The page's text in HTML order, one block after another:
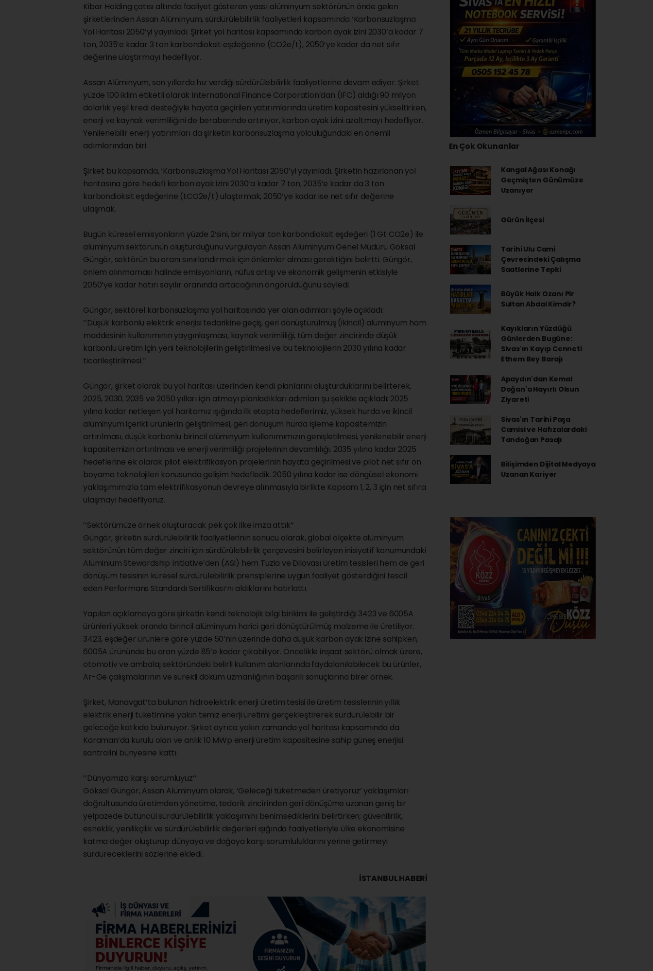
Kibar Holding çatısı altında faaliyet gösteren yassı alüminyum sektörünün önde gelen
şirketlerinden Assan Alüminyum, sürdürülebilirlik faaliyetleri kapsamında ‘Karbonsuzlaşma
Yol Haritası 2050’yi yayınladı. Şirket yol haritası kapsamında karbon ayak izini 2030’a kadar 7
ton, 2035’e kadar 3 ton karbondioksit eşdeğerine (CO2e/t), 2050’ye kadar da net sıfır
değerine ulaştırmayı hedefliyor.
Assan Alüminyum, son yıllarda hız verdiği sürdürülebilirlik faaliyetlerine devam ediyor. Şirket
yüzde 100 iklim etiketli olarak International Finance Corporation’dan (IFC) aldığı 90 milyon
dolarlık yeşil kredi desteğiyle hayata geçirilen yatırımlarında üretim kapasitesini yükseltirken,
enerji ve kaynak verimliliğini de beraberinde artırıyor, karbon ayak izini azaltmayı hedefliyor.
Yenilenebilir enerji yatırımları da şirketin karbonsuzlaşma yolculuğundaki en önemli
adımlarından biri.
Şirket bu kapsamda, ‘Karbonsuzlaşma Yol Haritası 2050’yi yayınladı. Şirketin hazırlanan yol
haritasına göre hedefi karbon ayak izini 2030’a kadar 7 ton, 2035’e kadar da 3 ton
karbondioksit eşdeğerine (tCO2e/t) ulaştırmak, 2050’ye kadar ise net sıfır değerine
ulaşmak.
Bugün küresel emisyonların yüzde 2’sini, bir milyar ton karbondioksit eşdeğeri (1 Gt CO2e) ile
alüminyum sektörünün oluşturduğunu vurgulayan Assan Alüminyum Genel Müdürü Göksal
Güngör, sektörün bu oranı sınırlandırmak için önlemler alması gerektiğini belirtti. Güngör,
önlem alınmaması halinde emisyonların, nüfus artışı ve ekonomik gelişmenin etkisiyle
2050’ye kadar hatırı sayılır oranında artacağının öngörüldüğünü söyledi.
Güngör, sektörel karbonsuzlaşma yol haritasında yer alan adımları şöyle açıkladı:
’’Düşük karbonlu elektrik enerjisi tedarikine geçiş, geri dönüştürülmüş (ikincil) alüminyum ham
maddesinin kullanımının yaygınlaşması, kaynak verimliliği, tüm değer zincirinde düşük
karbonlu üretim için yeni teknolojilerin geliştirilmesi ve bu teknolojilerin 2030 yılına kadar
ticarileştirilmesi.’’
Güngör, şirket olarak bu yol haritası üzerinden kendi planlarını oluşturduklarını belirterek,
2025, 2030, 2035 ve 2050 yılları için atmayı planladıkları adımları şu şekilde açıkladı: 2025
yılına kadar netleşen yol haritamız ışığında ilk etapta hedeflerimiz, yüksek hurda ve ikincil
alüminyum içerikli ürünlerin geliştirilmesi, geri dönüşüm hurda işleme kapasitemizin
artırılması, düşük karbonlu birincil alüminyum kullanımımızın genişletilmesi, yenilenebilir enerji
kapasitemizin artırılması ve enerji verimliliği projelerinin devamlılığı. 2035 yılına kadar 2025
hedeflerine ek olarak pilot elektrifikasyon projelerinin hayata geçirilmesi ve pilot net sıfır ön
boyama teknolojileri konusunda gelişim hedefledik. 2050 yılına kadar ise döngüsel ekonomi
yaklaşımımızla tam elektrifikasyonun devreye alınmasıyla birlikte Kapsam 1, 2, 3 için net sıfıra
ulaşmayı hedefliyoruz.
’’Sektörümüze örnek oluşturacak pek çok ilke imza attık’’
Güngör, şirketin sürdürülebilirlik faaliyetlerinin sonucu olarak, global ölçekte alüminyum
sektörünün tüm değer zinciri için sürdürülebilirlik çerçevesini belirleyen inisiyatif konumundaki
Aluminium Stewardship Initiative’den (ASI) hem Tuzla ve Dilovası üretim tesisleri hem de geri
dönüşüm tesisinin küresel sürdürülebilirlik prensiplerine uygun faaliyet gösterdiğini tescil
eden Performans Standardı Sertifikası’nı aldıklarını hatırlattı.
Yapılan açıklamaya göre şirketin kendi teknolojik bilgi birikimi ile geliştirdiği 3423 ve 6005A
ürünleri yüksek oranda birincil alüminyum harici geri dönüştürülmüş malzeme ile üretiliyor.
3423, eşdeğer ürünlere göre yüzde 50’nin üzerinde daha düşük karbon ayak izine sahipken,
6005A ürününde bu oran yüzde 85’e kadar çıkabiliyor. Öncelikle inşaat sektörü olmak üzere,
otomotiv ve ambalaj sektöründeki belirli kullanım alanlarında faydalanılabilecek bu ürünler,
Ar-Ge çalışmalarının ve sürekli döküm uzmanlığının başarılı sonuçlarına birer örnek.
Şirket, Manavgat’ta bulunan hidroelektrik enerji üretim tesisi ile üretim tesislerinin yıllık
elektrik enerji tüketimine yakın temiz enerji üretimi gerçekleştirerek sürdürülebilir bir
geleceğe katkıda bulunuyor. Şirket ayrıca yakın zamanda yol haritası kapsamında da
Karaman’da kurulu olan ve anlık 10 MWp enerji üretim kapasitesine sahip güneş enerjisi
santralini bünyesine kattı.
’’Dünyamıza karşı sorumluyuz’’
Göksal Güngör, Assan Alüminyum olarak, ‘Geleceği tüketmeden üretiyoruz’ yaklaşımları
doğrultusunda üretimden yönetime, tedarik zincirinden geri dönüşüme uzanan geniş bir
yelpazede bütüncül sürdürülebilirlik yaklaşımını benimsediklerini belirtirken; güvenilirlik,
esneklik, yenilikçilik ve sürdürülebilirlik değerleri ışığında faaliyetleriyle ülke ekonomisine
katma değer oluşturup dünyaya ve doğaya karşı sorumluluklarını yerine getirmeyi
sürdüreceklerini sözlerine ekledi.
İSTANBUL HABERİ
En Çok Okunanlar
Kangal Ağası Konağı
Geçmişten Günümüze
Uzanıyor
Gürün İlçesi
Tarihi Ulu Cami
Çevresindeki Çalışma
Saatlerine Tepki
Büyük Halk Ozanı Pir
Sultan Abdal Kimdir?
Kayıkların Yüzdüğü
Günlerden Bugüne:
Sivas'ın Kayıp Cenneti
Ethem Bey Barajı
Apaydın'dan Kemal
Doğan'a Hayırlı Olsun
Ziyareti
Sivas'ın Tarihi Paşa
Camisi ve Hafızalardaki
Tandoğan Pasajı
Bilişimden Dijital Medyaya
Uzanan Kariyer